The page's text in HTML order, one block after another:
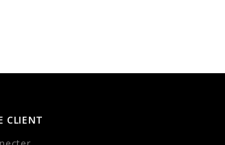
CLIENT